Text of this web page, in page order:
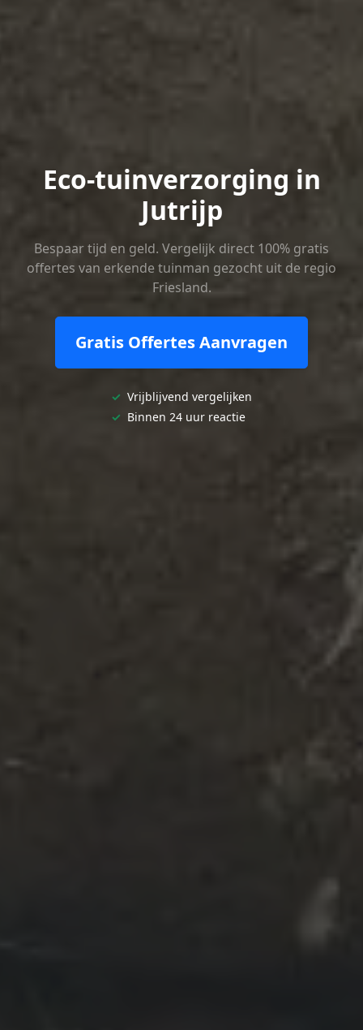
Eco-tuinverzorging in
Jutrijp
Bespaar tijd en geld. Vergelijk direct 100% gratis
offertes van erkende tuinman gezocht uit de regio
Friesland.
Gratis Offertes Aanvragen
✓ Vrijblijvend vergelijken
✓ Binnen 24 uur reactie